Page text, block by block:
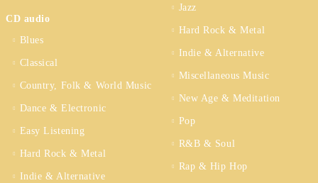
CD audio
Blues
Classical
Country, Folk & World Music
Dance & Electronic
Easy Listening
Hard Rock & Metal
Indie & Alternative
Jazz
Hard Rock & Metal
Indie & Alternative
Miscellaneous Music
New Age & Meditation
Pop
R&B & Soul
Rap & Hip Hop